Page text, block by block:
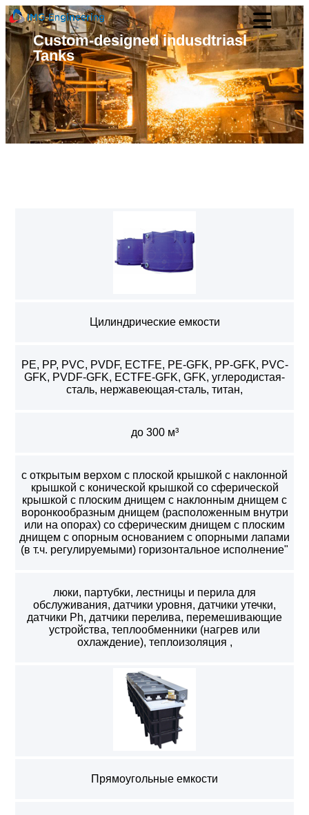
Custom-designed indusdtriasl
Tanks
Цилиндрические емкости
PE, PP, PVC, PVDF, ECTFE, PE-GFK, PP-GFK, PVC-
GFK, PVDF-GFK, ECTFE-GFK, GFK, углеродистая-
сталь, нержавеющая-сталь, титан,
до 300 м³
с открытым верхом с плоской крышкой с наклонной
крышкой с конической крышкой со сферической
крышкой с плоским днищем с наклонным днищем с
воронкообразным днищем (расположенным внутри
или на опорах) со сферическим днищем с плоским
днищем с опорным основанием с опорными лапами
(в т.ч. регулируемыми) горизонтальное исполнение"
люки, партубки, лестницы и перила для
обслуживания, датчики уровня, датчики утечки,
датчики Ph, датчики перелива, перемешивающие
устройства, теплообменники (нагрев или
охлаждение), теплоизоляция ,
Прямоугольные емкости